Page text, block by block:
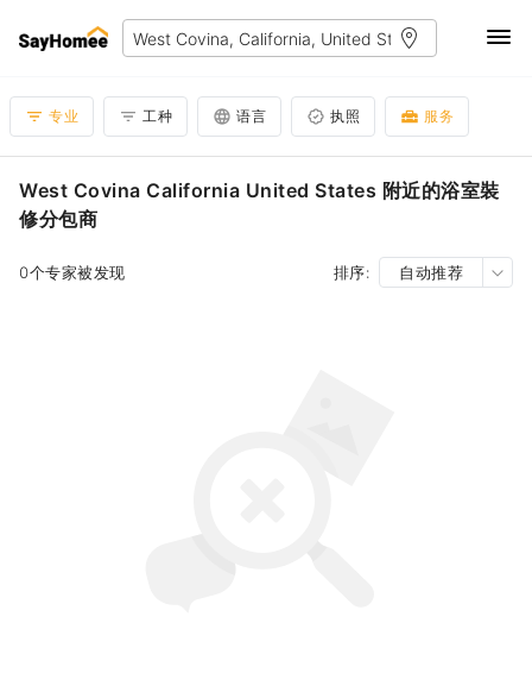
专业 工种 语言 执照 服务
West Covina California United States 附近的浴室裝
修分包商
0个专家被发现 排序: 自动推荐